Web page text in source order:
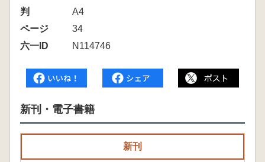
判
A4
ページ
34
六一ID
N114746
新刊・電子書籍
新刊